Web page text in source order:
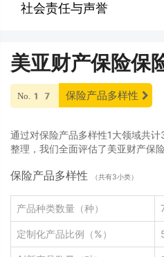
社会责任与声誉
美亚财产保险保
No.17 保险产品多样性
通过对保险产品多样性1大领域共
整理，我们全面评估了美亚财产保
保险产品多样性 （共有3小类）
产品种类数量（种）
定制化产品比例（%）